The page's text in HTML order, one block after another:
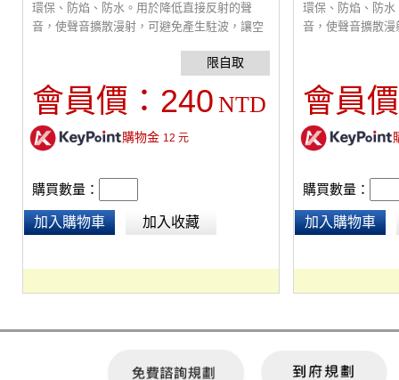
環保、防焰、防水。用於降低直接反射的聲
音，使聲音擴散漫射，可避免產生駐波，讓空
音頻調音專用。適當使用擴散板可調整潤化聲
音，搭配吸音板及低音陷阱，來達到最佳聆聽
舒適度。通常貼於音源兩側牆面或天花板。多
輔助的懸掛配件進行掛裝。
會員價： 240 NTD
購物金 12 元
購買數量：
加入購物車 加入收藏
環保、防焰、防
音，使聲音擴散
音，搭配吸音板
舒適度。通常貼
輔助的懸掛配件
會員
購買數量：
加入購物車